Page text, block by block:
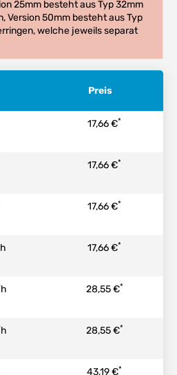
25mm besteht aus Typ 32mm
Version 50mm besteht aus Typ
welche jeweils separat
Preis
17,66 €*
17,66 €*
17,66 €*
17,66 €*
28,55 €*
28,55 €*
43,19 €*